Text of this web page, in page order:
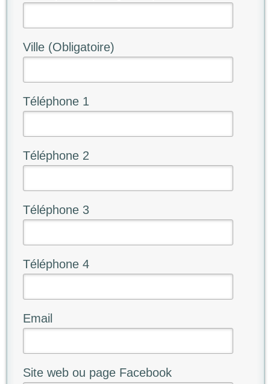
Ville (Obligatoire)
Téléphone 1
Téléphone 2
Téléphone 3
Téléphone 4
Email
Site web ou page Facebook